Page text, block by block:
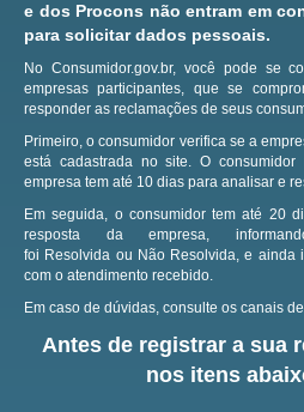
e dos Procons não entram em
para solicitar dados pessoais.
No Consumidor.gov.br, você pode se
empresas participantes, que se
responder as reclamações de seus
Primeiro, o consumidor verifica se a
está cadastrada no site.O
empresa tem até 10 dias para analisar e
Em seguida, o consumidor tem até 20
resposta da empresa,
foi Resolvida ou Não Resolvida, e ainda
com o atendimento recebido.
Em caso de dúvidas, consulte os canais
Antes de registrar a sua
nos itens